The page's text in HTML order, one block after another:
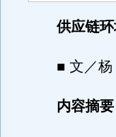
供应链环
■ 文／杨
内容摘要